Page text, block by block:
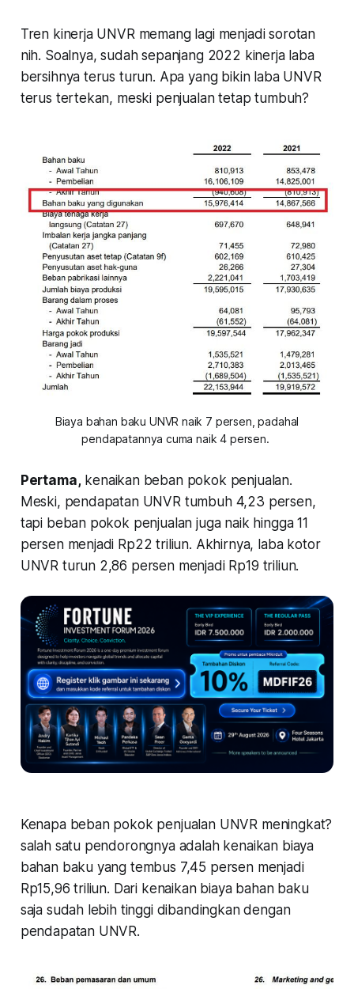
Tren kinerja UNVR memang lagi menjadi sorotan
nih. Soalnya, sudah sepanjang 2022 kinerja laba
bersihnya terus turun. Apa yang bikin laba UNVR
terus tertekan, meski penjualan tetap tumbuh?
Biaya bahan baku UNVR naik 7 persen, padahal
pendapatannya cuma naik 4 persen.
Pertama,kenaikan beban pokok penjualan.
Meski, pendapatan UNVR tumbuh 4,23 persen,
tapi beban pokok penjualan juga naik hingga 11
persen menjadi Rp22 triliun. Akhirnya, laba kotor
UNVR turun 2,86 persen menjadi Rp19 triliun.
Kenapa beban pokok penjualan UNVR meningkat?
salah satu pendorongnya adalah kenaikan biaya
bahan baku yang tembus 7,45 persen menjadi
Rp15,96 triliun. Dari kenaikan biaya bahan baku
saja sudah lebih tinggi dibandingkan dengan
pendapatan UNVR.